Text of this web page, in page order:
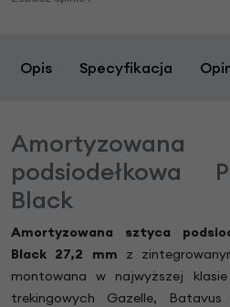
Opis Specyfikacja
podsiodełkowa
Black
Amortyzowana sztyca
Black 27,2 mm z
montowana w najwyższej
trekingowych Gazelle,